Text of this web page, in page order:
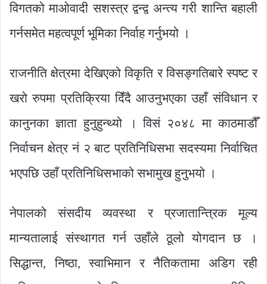
विगतको माओवादी सशस्त्र द्वन्द्व अन्त्य गरी शान्ति बहाली
गर्नसमेत महत्वपूर्ण भूमिका निर्वाह गर्नुभयो ।
राजनीति क्षेत्रमा देखिएको विकृति र विसङ्गतिबारे स्पष्ट र
खरो रुपमा प्रतिक्रिया दिँदै आउनुभएका उहाँ संविधान र
कानुनका ज्ञाता हुनुहुन्थ्यो । विसं २०४८ मा काठमाडौँ
निर्वाचन क्षेत्र नं २ बाट प्रतिनिधिसभा सदस्यमा निर्वाचित
भएपछि उहाँ प्रतिनिधिसभाको सभामुख हुनुभयो ।
नेपालको संसदीय व्यवस्था र प्रजातान्त्रिक मूल्य
मान्यतालाई संस्थागत गर्न उहाँले ठूलो योगदान छ ।
सिद्धान्त, निष्ठा, स्वाभिमान र नैतिकतामा अडिग रही